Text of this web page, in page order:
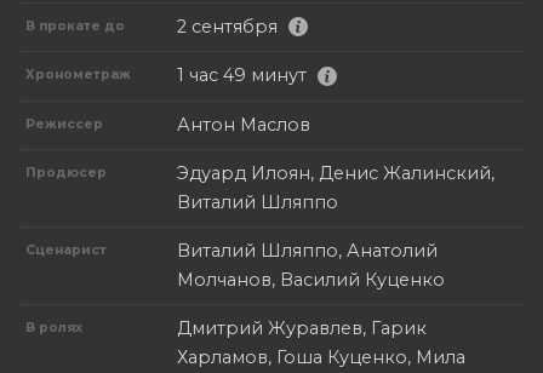
В прокате до 2 сентября
Хронометраж 1 час 49 минут
Режиссер Антон Маслов
Продюсер
Эдуард Илоян, Денис Жалинский,
Виталий Шляппо
Сценарист
Виталий Шляппо, Анатолий
Молчанов, Василий Куценко
В ролях
Дмитрий Журавлев, Гарик
Харламов, Гоша Куценко, Мила